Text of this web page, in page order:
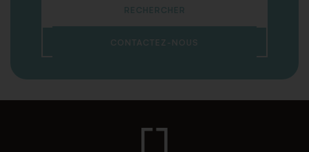
RECHERCHER
CONTACTEZ-NOUS